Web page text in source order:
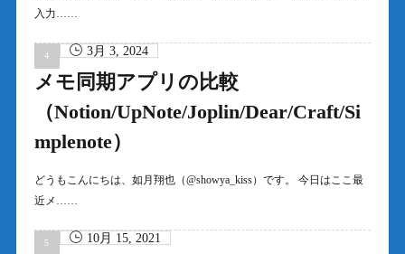
入力……
3月 3, 2024
メモ同期アプリの比較
（Notion/UpNote/Joplin/Dear/Craft/Si
mplenote）
どうもこんにちは、如月翔也（@showya_kiss）です。 今日はここ最
近メ……
10月 15, 2021